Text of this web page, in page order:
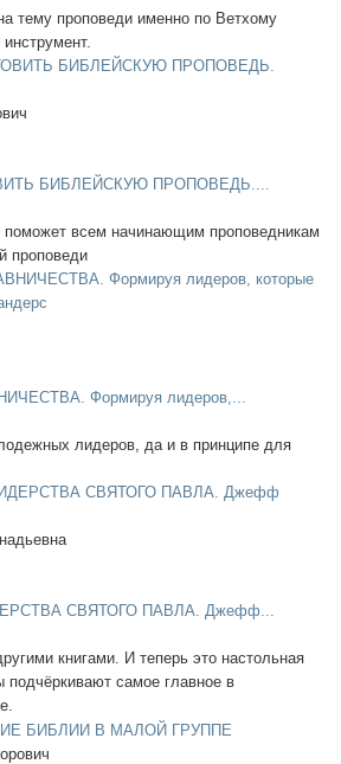
тему проповеди именно по Ветхому
БИБЛЕЙСКУЮ ПРОПОВЕДЬ....
поможет всем начинающим проповедникам
проповеди
Формируя лидеров,...
лидеров, да и в принципе для
СВЯТОГО ПАВЛА. Джефф...
книгами. И теперь это настольная
подчёркивают самое главное в